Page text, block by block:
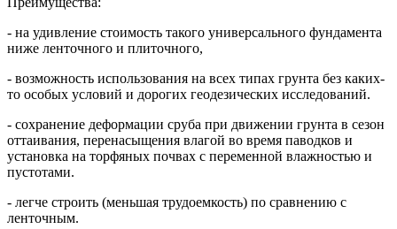
- на удивление стоимость такого универсального фундамента
ниже ленточного и плиточного,
- возможность использования на всех типах грунта без каких-
то особых условий и дорогих геодезических исследований.
- сохранение деформации сруба при движении грунта в сезон
оттаивания, перенасыщения влагой во время паводков и
установка на торфяных почвах с переменной влажностью и
пустотами.
- легче строить (меньшая трудоемкость) по сравнению с
ленточным.